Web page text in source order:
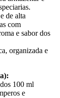
de alta
com
e sabor dos
organizada e
100 ml
e